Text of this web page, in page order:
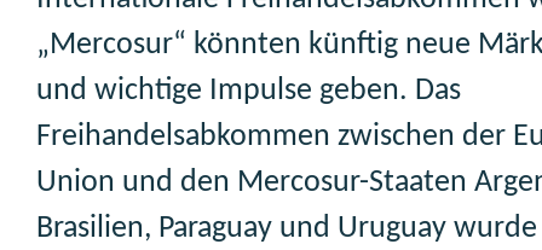
„Mercosur“ könnten künftig neue
und wichtige Impulse geben. Das
Freihandelsabkommen zwischen der
Union und den Mercosur-Staaten
Brasilien, Paraguay und Uruguay